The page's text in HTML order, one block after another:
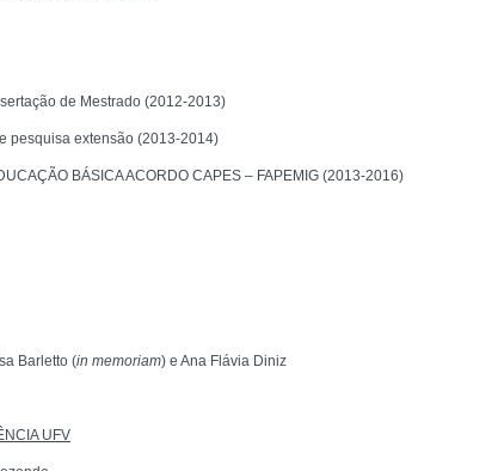
de Mestrado (2012-2013)
pesquisa extensão (2013-2014)
BÁSICA ACORDO CAPES – FAPEMIG (2013-2016)
Barletto (in memoriam) e Ana Flávia Diniz
UFV